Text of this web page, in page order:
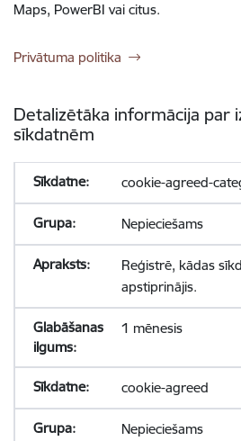
Maps, PowerBI vai citus.
Privātuma politika
Detalizētāka informācija par
sīkdatnēm
cookie-agreed-
Nepieciešams
Reģistrē, kādas
apstiprinājis.
1 mēnesis
cookie-agreed
Nepieciešams